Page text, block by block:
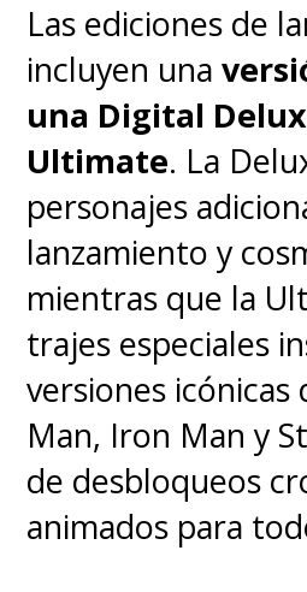
Las ediciones de
incluyen una
una Digital
Ultimate. La
personajes
lanzamiento y
mientras que la
trajes especiales
versiones icónicas
Man, Iron Man y
de desbloqueos
animados para